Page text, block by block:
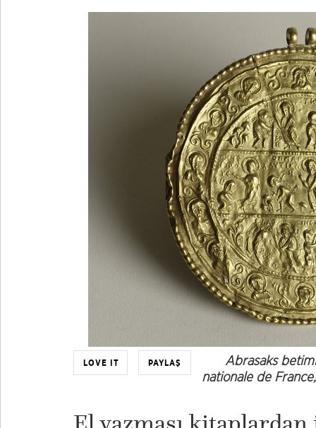
LOVE IT PAYLAŞ
Abrasaks
nationale de